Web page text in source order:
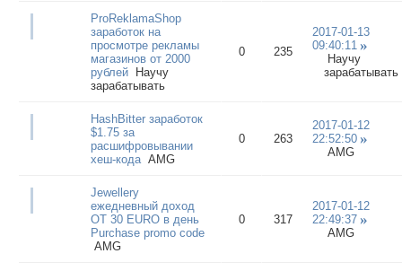
ProReklamaShop
заработок на
просмотре рекламы
магазинов от 2000
рублей
Научу
зарабатывать
0 235
2017-01-13
09:40:11
Научу
зарабатывать
HashBitter заработок
$1.75 за
расшифровывании
хеш-кода AMG
0 263
2017-01-12
22:52:50
AMG
Jewellery
ежедневный доход
ОТ 30 EURO в день
Purchase promo code
AMG
0 317
2017-01-12
22:49:37
AMG